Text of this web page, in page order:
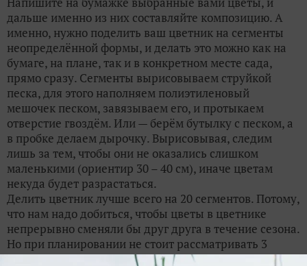
дальше именно из них составляйте композицию. А
именно, нужно поделить ваш цветник на сегменты
неопределённой формы, и делать это можно как на
бумаге, на плане, так и в конкретном месте сада,
прямо сразу. Сегменты вырисовываем струйкой
песка, для этого наполняем полиэтиленовый
мешочек песком, завязываем его, и протыкаем
отверстие гвоздём. Или — берём бутылку с песком, а
в пробке делаем дырочку. Вырисовывая, следим
лишь за тем, чтобы они не оказались слишком
маленькими (ориентир 30 – 40 см), иначе цветам
некуда будет разрастаться.
Делить цветник лучше всего на 20 сегментов. Потому,
что нам надо добиться, чтобы цветы в цветнике
непрерывно сменяли бы друг друга в течение сезона.
Но при планировании не стоит рассматривать 3
сезона – весну, лето и осень. Это очень